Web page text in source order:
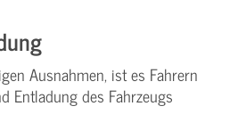
Ausnahmen, ist es Fahrern
Entladung des Fahrzeugs